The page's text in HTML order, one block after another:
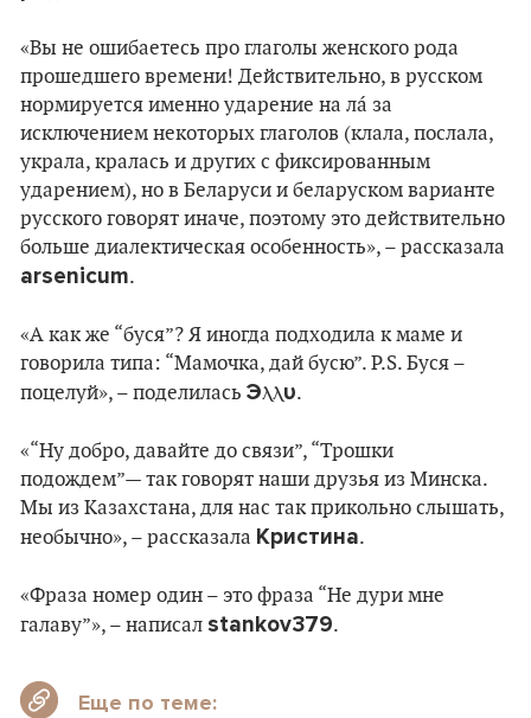
«Вы не ошибаетесь про глаголы женского рода
прошедшего времени! Действительно, в русском
нормируется именно ударение на лá за
исключением некоторых глаголов (клала, послала,
украла, кралась и других с фиксированным
ударением), но в Беларуси и беларуском варианте
русского говорят иначе, поэтому это действительно
больше диалектическая особенность», – рассказала
arsenicum.
«А как же “буся”? Я иногда подходила к маме и
говорила типа: “Мамочка, дай бусю”. P.S. Буся –
поцелуй», – поделилась Эⲗⲗυ.
«“Ну добро, давайте до связи”, “Трошки
подождем”— так говорят наши друзья из Минска.
Мы из Казахстана, для нас так прикольно слышать,
необычно», – рассказала Кристина.
«Фраза номер один – это фраза “Не дури мне
галаву”», – написал stankov379.
Еще по теме: